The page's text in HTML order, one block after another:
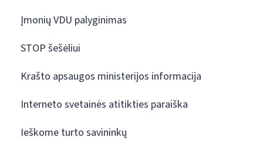
Įmonių VDU palyginimas
STOP šešėliui
Krašto apsaugos ministerijos informacija
Interneto svetainės atitikties paraiška
Ieškome turto savininkų